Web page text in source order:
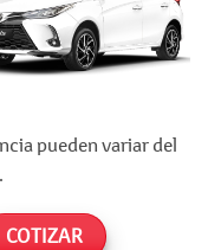
pueden variar del
COTIZAR